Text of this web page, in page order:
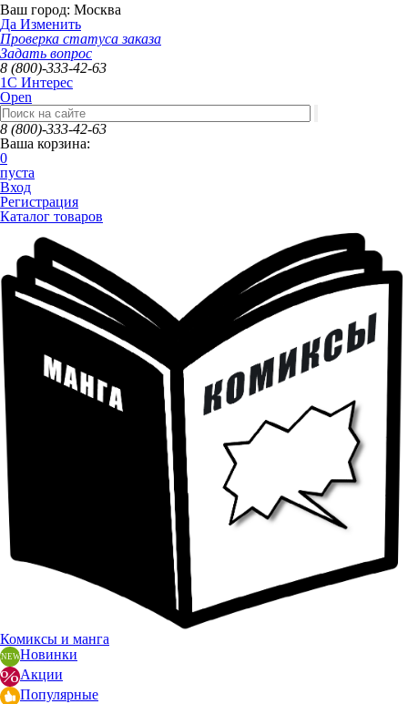
Ваш город: Москва
Да Изменить
Проверка статуса заказа
Задать вопрос
8 (800)-333-42-63
1C Интерес
Open
8 (800)-333-42-63
Ваша корзина:
0
пуста
Вход
Регистрация
Каталог товаров
Комиксы и манга
Новинки
Акции
Популярные